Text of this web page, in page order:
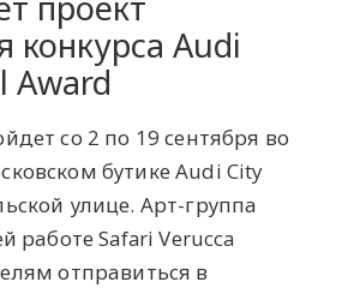
конкурса Audi
Award
со 2 по 19 сентября во
бутике Audi City
улице. Арт-группа
работе Safari Verucca
отправиться в